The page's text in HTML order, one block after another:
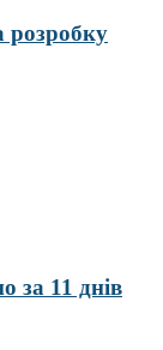
розробку
за 11 днів